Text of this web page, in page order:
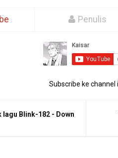
Penulis
Subscribe ke channel
Blink-182 - Down